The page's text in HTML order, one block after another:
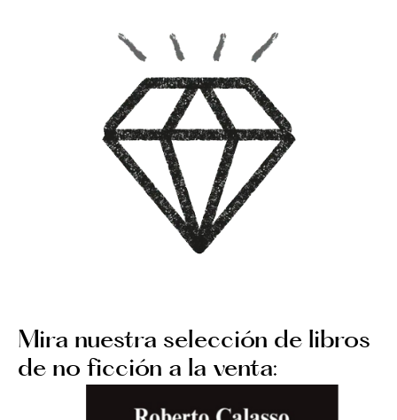
Mira nuestra selección de libros
de no ficción a la venta: